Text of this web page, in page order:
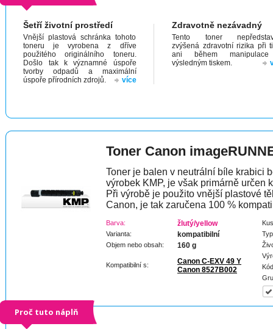
Šetří životní prostředí
Vnější plastová schránka tohoto
toneru je vyrobena z dříve
použitého originálního toneru.
Došlo tak k významné úspoře
tvorby odpadů a maximální
úspoře přírodních zdrojů.
více
Zdravotně nezávadný
Tento toner
zvýšená zdravotní rizika při
ani během
výsledným tiskem.
Toner Canon
Toner je balen v neutrální bíle krabici
výrobek KMP, je však primárně určen
Při výrobě je použito vnější plastové
Canon, je tak zaručena 100 %
Barva: žlutý/yellow
Varianta: kompatibilní
Objem nebo obsah: 160 g
Kompatibilní s:
Canon C-EXV 49 Y
Canon 8527B002
Proč tuto náplň